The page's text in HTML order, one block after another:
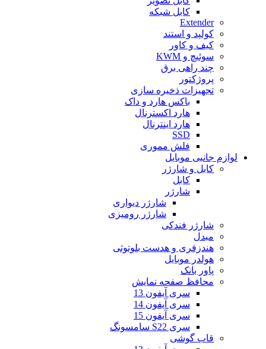
کابل شبکه
Extender
کولپد و استند
کیف و کاور
سوئیچ و KWM
چند راهی برق
پروژکتور
تجهیزات ذخیره سازی
باکس هارد و داک
هارد اکسترنال
هارد اینترنال
SSD
فلش مموری
لوازم جانبی موبایل
کابل و شارژر
کابل
شارژر
شارژر دیواری
شارژر رومیزی
شارژر فندکی
مبدل
هندزفری و هدست بلوتوثی
هولدر موبایل
پاور بانک
محافظ صفحه نمایش
سری آیفون 13
سری آیفون 14
سری آیفون 15
سری S22 سامسونگ
قاب گوشی